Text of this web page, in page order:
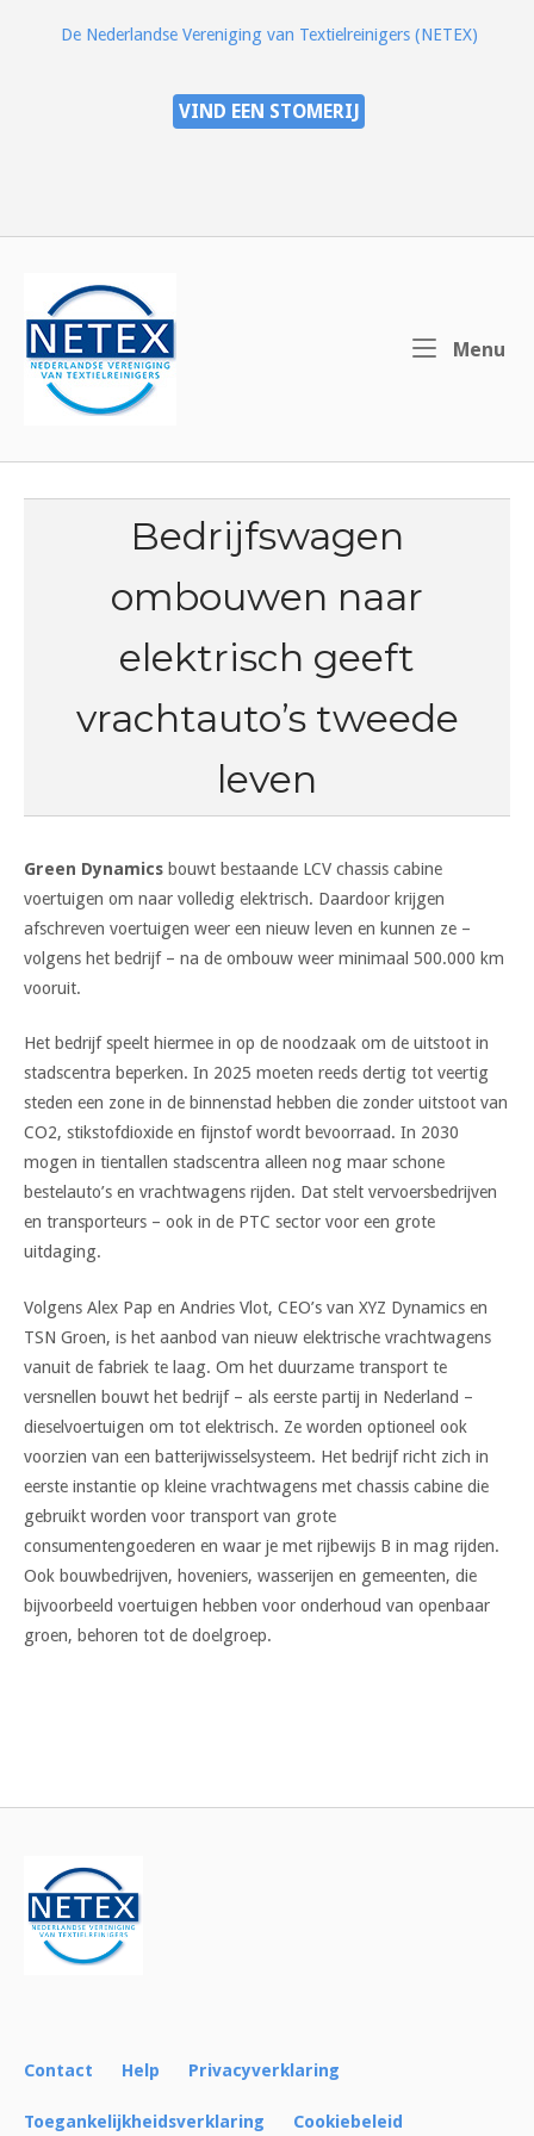
De Nederlandse Vereniging van Textielreinigers (NETEX)
VIND EEN STOMERIJ
Menu
Bedrijfswagen
ombouwen naar
elektrisch geeft
vrachtauto’s tweede
leven
Green Dynamics bouwt bestaande LCV chassis cabine
voertuigen om naar volledig elektrisch. Daardoor krijgen
afschreven voertuigen weer een nieuw leven en kunnen ze –
volgens het bedrijf – na de ombouw weer minimaal 500.000 km
vooruit.
Het bedrijf speelt hiermee in op de noodzaak om de uitstoot in
stadscentra beperken. In 2025 moeten reeds dertig tot veertig
steden een zone in de binnenstad hebben die zonder uitstoot van
CO2, stikstofdioxide en fijnstof wordt bevoorraad. In 2030
mogen in tientallen stadscentra alleen nog maar schone
bestelauto’s en vrachtwagens rijden. Dat stelt vervoersbedrijven
en transporteurs – ook in de PTC sector voor een grote
uitdaging.
Volgens Alex Pap en Andries Vlot, CEO’s van XYZ Dynamics en
TSN Groen, is het aanbod van nieuw elektrische vrachtwagens
vanuit de fabriek te laag. Om het duurzame transport te
versnellen bouwt het bedrijf – als eerste partij in Nederland –
dieselvoertuigen om tot elektrisch. Ze worden optioneel ook
voorzien van een batterijwisselsysteem. Het bedrijf richt zich in
eerste instantie op kleine vrachtwagens met chassis cabine die
gebruikt worden voor transport van grote
consumentengoederen en waar je met rijbewijs B in mag rijden.
Ook bouwbedrijven, hoveniers, wasserijen en gemeenten, die
bijvoorbeeld voertuigen hebben voor onderhoud van openbaar
groen, behoren tot de doelgroep.
navigatie
Contact Help Privacyverklaring
Toegankelijkheidsverklaring Cookiebeleid